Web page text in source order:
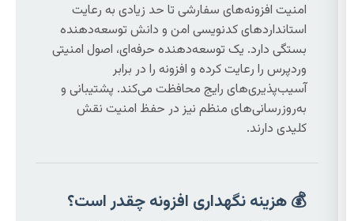
امنیت افزونه‌های سفارشی تا حد زیادی به رعایت
استانداردهای کدنویسی امن و دانش توسعه‌دهنده
بستگی دارد. یک توسعه‌دهنده حرفه‌ای، اصول امنیتی
وردپرس را رعایت کرده و افزونه را در برابر
آسیب‌پذیری‌های رایج محافظت می‌کند. پشتیبانی و
به‌روزرسانی‌های منظم نیز در حفظ امنیت نقش
کلیدی دارند.
💰 هزینه نگهداری افزونه چقدر است؟